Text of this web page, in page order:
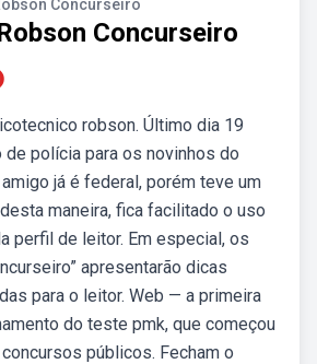
Concurseiro
Concurseiro
robson. Último dia 19
de polícia para os novinhos do
já é federal, porém teve um
maneira, fica facilitado o uso
perfil de leitor. Em especial, os
apresentarão dicas
para o leitor. Web — a primeira
do teste pmk, que começou
públicos. Fecham o